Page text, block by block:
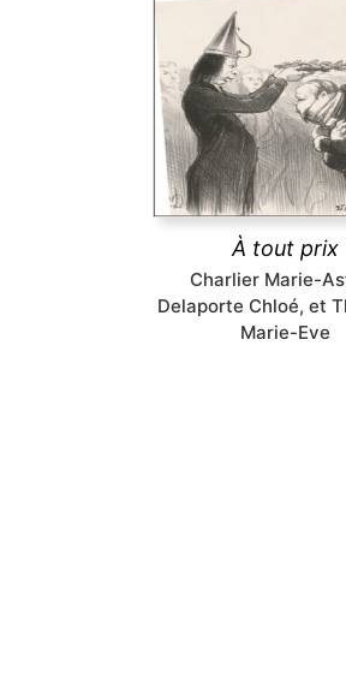
À tout prix
Charlier Marie-
Delaporte Chloé, et
Marie-Eve
Premier livre à
culturels,
médiatiques de
francophone dans leur
(littérature, théâtre,
télévision, musiques
art contemporain,
dessinée, jeux
siècle à nos
découvrir